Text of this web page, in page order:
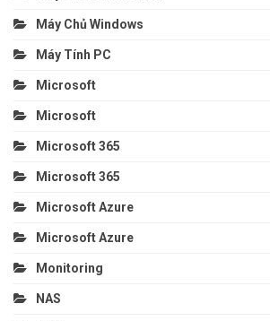
Máy Chủ Windows
Máy Tính PC
Microsoft
Microsoft
Microsoft 365
Microsoft 365
Microsoft Azure
Microsoft Azure
Monitoring
NAS